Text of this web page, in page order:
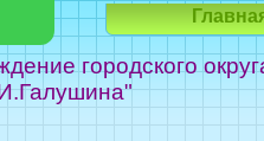
городского